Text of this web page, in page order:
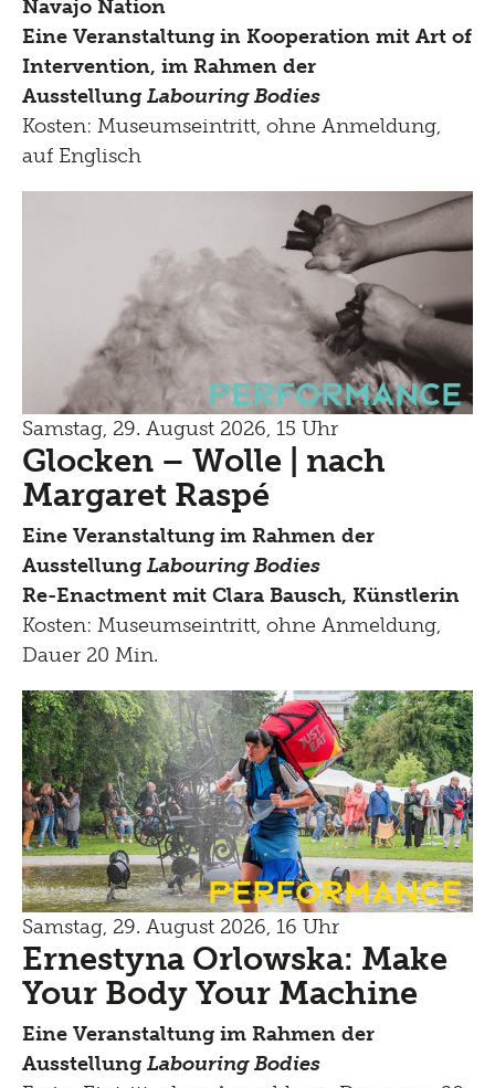
Navajo Nation
Eine Veranstaltung in Kooperation mit Art of
Intervention, im Rahmen der
Ausstellung Labouring Bodies
Kosten: Museumseintritt, ohne Anmeldung,
auf Englisch
Performance
Samstag, 29. August 2026, 15 Uhr
Glocken – Wolle | nach
Margaret Raspé
Eine Veranstaltung im Rahmen der
Ausstellung Labouring Bodies
Re-Enactment mit Clara Bausch, Künstlerin
Kosten: Museumseintritt, ohne Anmeldung,
Dauer 20 Min.
Performance
Samstag, 29. August 2026, 16 Uhr
Ernestyna Orlowska: Make
Your Body Your Machine
Eine Veranstaltung im Rahmen der
Ausstellung Labouring Bodies